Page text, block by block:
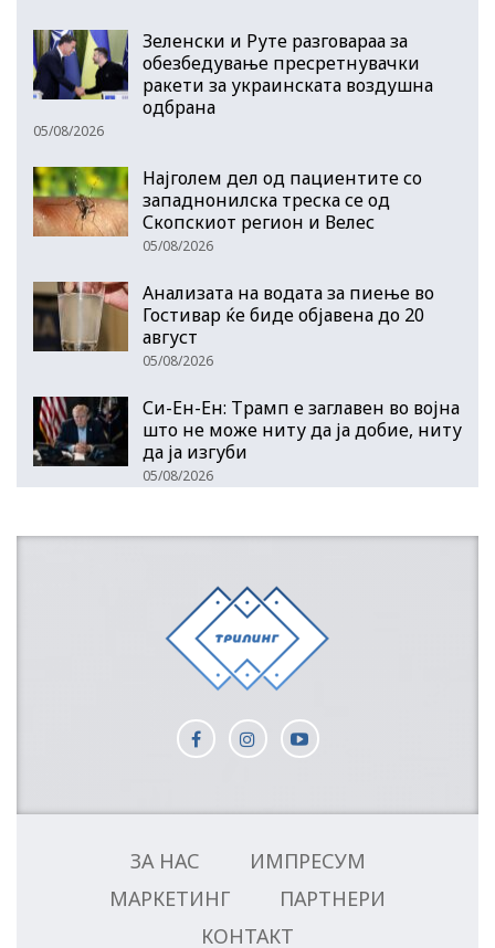
Зеленски и Руте разговараа за
обезбедување пресретнувачки
ракети за украинската воздушна
одбрана
05/08/2026
Најголем дел од пациентите сo
западнонилска треска се од
Скопскиот регион и Велес
05/08/2026
Анализата на водата за пиење во
Гостивар ќе биде објавена до 20
август
05/08/2026
Си-Ен-Ен: Трамп е заглавен во војна
што не може ниту да ја добие, ниту
да ја изгуби
05/08/2026
ЗА НАС
ИМПРЕСУМ
МАРКЕТИНГ
ПАРТНЕРИ
КОНТАКТ